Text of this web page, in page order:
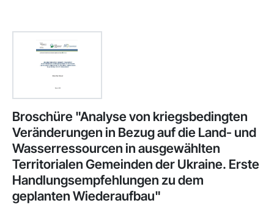
Broschüre "Analyse von kriegsbedingten
Veränderungen in Bezug auf die Land- und
Wasserressourcen in ausgewählten
Territorialen Gemeinden der Ukraine. Erste
Handlungsempfehlungen zu dem
geplanten Wiederaufbau"